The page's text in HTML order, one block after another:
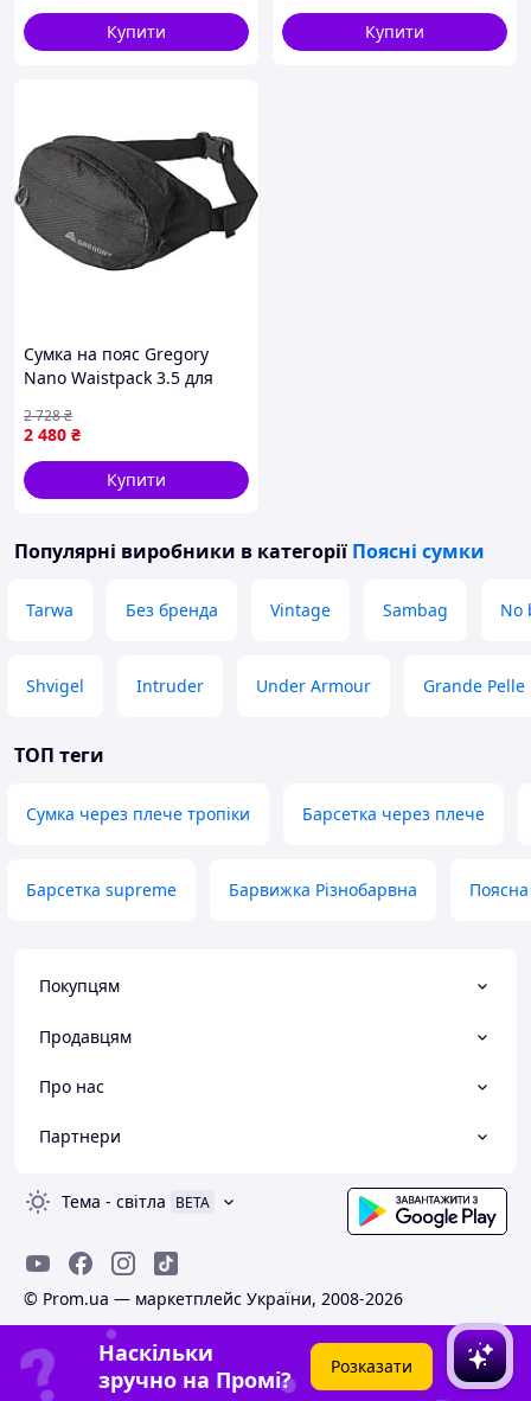
Купити
Купити
Сумка на пояс Gregory
Nano Waistpack 3.5 для
відділенням для телефона
Obsidian black {9050-piho}
2 480 ₴
2 728₴
Купити
Популярні виробники в категорії Поясні сумки
Tarwa Без бренда Vintage Sambag No
Shvigel Intruder Under Armour Grande Pelle
ТОП теги
Сумка через плече тропіки Барсетка через плече
Барсетка supreme Барвижка Різнобарвна
Покупцям
Продавцям
Про нас
Партнери
Тема - світла BETA
© Prom.ua — маркетплейс України, 2008-2026
Наскільки
зручно на Промі?
Розказати